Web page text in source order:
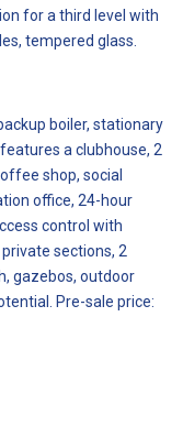
for a third level with
tempered glass.
boiler, stationary
a clubhouse, 2
shop, social
office, 24-hour
control with
sections, 2
gazebos, outdoor
Pre-sale price: